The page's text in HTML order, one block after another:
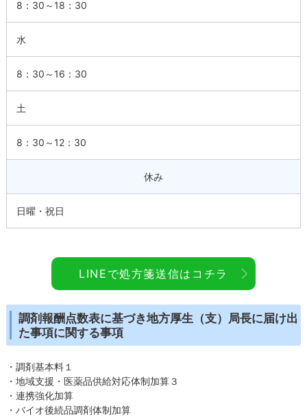
8：30～18：30
水
8：30～16：30
土
8：30～12：30
休み
日曜・祝日
LINEで処方箋送信はコチラ
調剤報酬点数表に基づき地方厚生（支）局長に届け出
た事項に関する事項
・調剤基本料１
・地域支援・医薬品供給対応体制加算３
・連携強化加算
・バイオ後続品調剤体制加算